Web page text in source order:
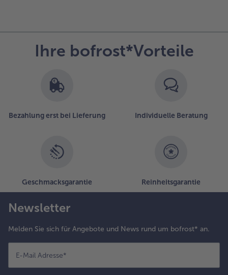
Ihre bofrost*Vorteile
Bezahlung erst bei Lieferung Individuelle Beratung
Geschmacksgarantie Reinheitsgarantie
Newsletter
Melden Sie sich für Angebote und News rund um bofrost* an.
E-Mail Adresse*